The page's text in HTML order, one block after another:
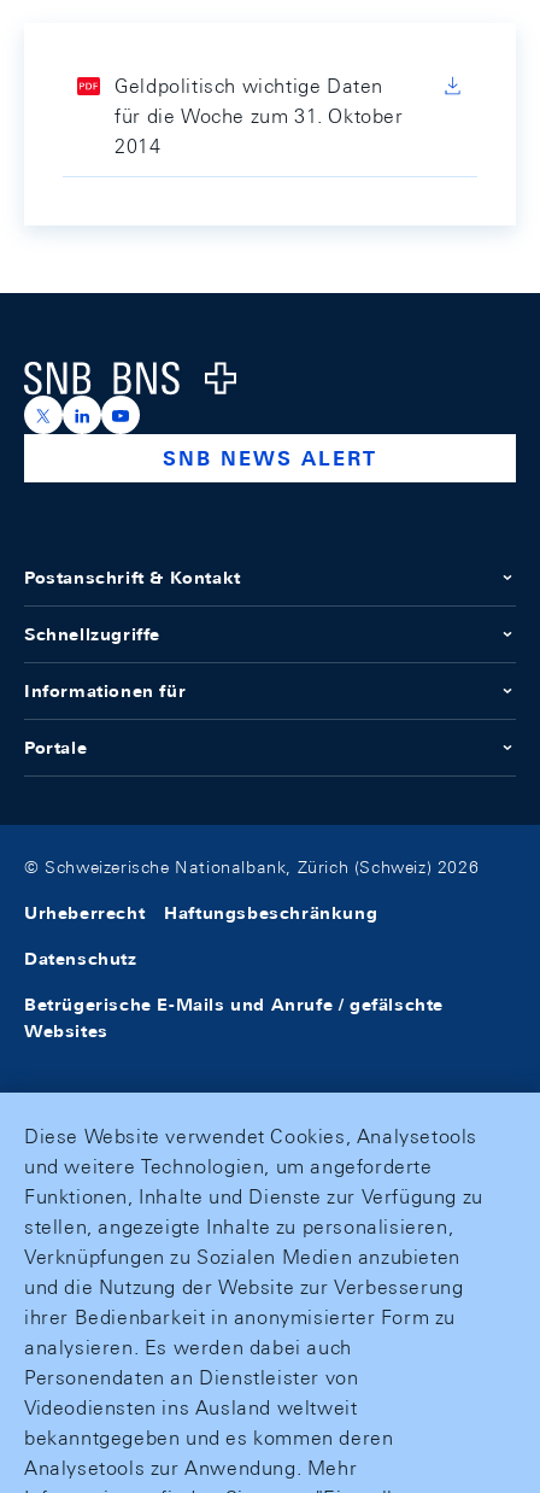
Geldpolitisch wichtige Daten
für die Woche zum 31. Oktober
2014
Logo
https://x.com/snb_bns
https://ch.linkedin.com/company/swiss-national-
https://www.youtube.com/@swissnationalbank
SNB NEWS ALERT
Postanschrift & Kontakt
Schnellzugriffe
Informationen für
Portale
© Schweizerische Nationalbank, Zürich (Schweiz) 2026
Urheberrecht Haftungsbeschränkung
Datenschutz
Betrügerische E-Mails und Anrufe / gefälschte
Websites
Diese Website verwendet Cookies, Analysetools
und weitere Technologien, um angeforderte
Funktionen, Inhalte und Dienste zur Verfügung zu
stellen, angezeigte Inhalte zu personalisieren,
Verknüpfungen zu Sozialen Medien anzubieten
und die Nutzung der Website zur Verbesserung
ihrer Bedienbarkeit in anonymisierter Form zu
analysieren. Es werden dabei auch
Personendaten an Dienstleister von
Videodiensten ins Ausland weltweit
bekanntgegeben und es kommen deren
Analysetools zur Anwendung. Mehr